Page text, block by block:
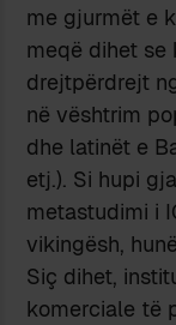
me gjurmët e
meqë dihet
drejtpërdrejt
në vështrim
dhe latinët e
etj.). Si hupi
metastudimi i
vikingësh,
Siç dihet,
komerciale të